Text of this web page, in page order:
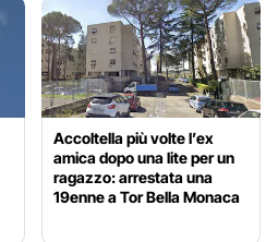
Accoltella più volte l’ex
amica dopo una lite per un
ragazzo: arrestata una
19enne a Tor Bella Monaca